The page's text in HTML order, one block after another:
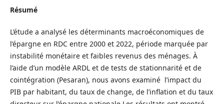
Résumé
L’étude a analysé les déterminants macroéconomiques de
l’épargne en RDC entre 2000 et 2022, période marquée par
instabilité monétaire et faibles revenus des ménages. À
l’aide d’un modèle ARDL et de tests de stationnarité et de
cointégration (Pesaran), nous avons examiné l’impact du
PIB par habitant, du taux de change, de l’inflation et du taux